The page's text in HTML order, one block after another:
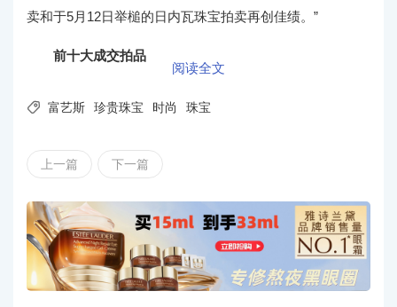
卖和于5月12日举槌的日内瓦珠宝拍卖再创佳绩。”
前十大成交拍品
阅读全文
 富艺斯 珍贵珠宝 时尚 珠宝
上一篇 下一篇